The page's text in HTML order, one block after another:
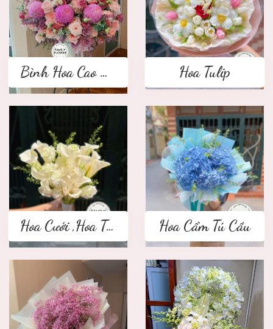
Bình Hoa Cao Cấp Hoa Tulip
Hoa Cưới ,Hoa Tay Cầm Cô Dâu Hoa Cẩm Tú Cầu